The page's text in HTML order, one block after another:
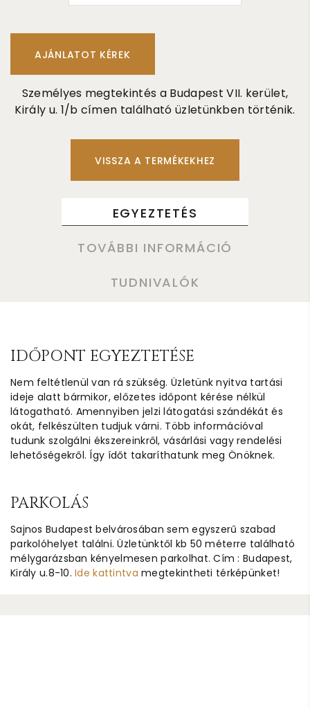
Személyes megtekintés a Budapest VII. kerület,
Király u. 1/b címen található üzletünkben történik.
VISSZA A TERMÉKEKHEZ
EGYEZTETÉS
TOVÁBBI INFORMÁCIÓ
TUDNIVALÓK
IDŐPONT EGYEZTETÉSE
Nem feltétlenül van rá szükség. Üzletünk nyitva tartási
ideje alatt bármikor, előzetes időpont kérése nélkül
látogatható. Amennyiben jelzi látogatási szándékát és
okát, felkészülten tudjuk várni. Több információval
tudunk szolgálni ékszereinkről, vásárlási vagy rendelési
lehetőségekről. Így ídőt takaríthatunk meg Önöknek.
PARKOLÁS
Sajnos Budapest belvárosában sem egyszerű szabad
parkolóhelyet találni. Üzletünktől kb 50 méterre található
mélygarázsban kényelmesen parkolhat. Cím : Budapest,
Király u.8-10.Ide kattintva megtekintheti térképünket!